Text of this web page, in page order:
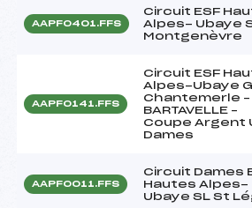
AAPF0401.FFS
Circuit ESF
Alpes- Ubaye
Montgenèvre
AAPF0141.FFS
Circuit ESF
Alpes-Ubaye
Chantemerle –
BARTAVELLE –
Coupe Argent
Dames
AAPF0011.FFS
Circuit Dames
Hautes Alpes-
Ubaye SL St